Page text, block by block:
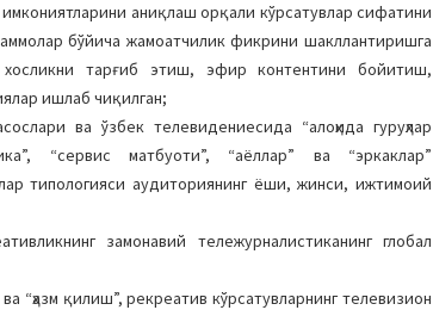
аниқлаш орқали кўрсатувлар сифатини
бўйича жамоатчилик фикрини шакллантиришга
хосликни тарғиб этиш, эфир контентини бойитиш,
ишлаб чиқилган;
ва ўзбек телевидениесида “алоҳида гуруҳлар
“сервис матбуоти”, “аёллар” ва “эркаклар”
типологияси аудиториянинг ёши, жинси, ижтимоий
замонавий тележурналистиканинг глобал
қилиш”, рекреатив кўрсатувларнинг телевизион